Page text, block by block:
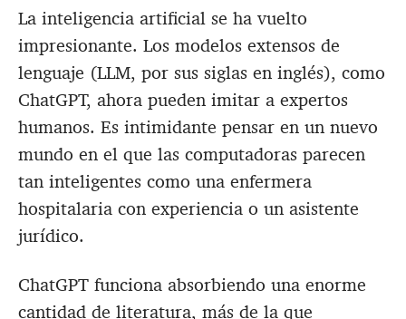
La inteligencia artificial se ha vuelto
impresionante. Los modelos extensos de
lenguaje (LLM, por sus siglas en inglés), como
ChatGPT, ahora pueden imitar a expertos
humanos. Es intimidante pensar en un nuevo
mundo en el que las computadoras parecen
tan inteligentes como una enfermera
hospitalaria con experiencia o un asistente
jurídico.
ChatGPT funciona absorbiendo una enorme
cantidad de literatura, más de la que